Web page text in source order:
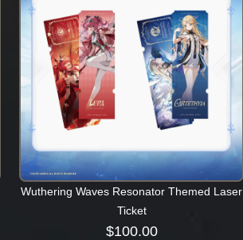
Wuthering Waves Resonator Themed Laser
Ticket
$100.00